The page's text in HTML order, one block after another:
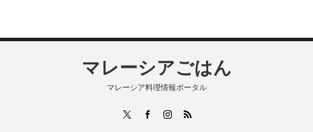
マレーシアごはん
マレーシア料理情報ポータル
FacebookInstagram
RSS